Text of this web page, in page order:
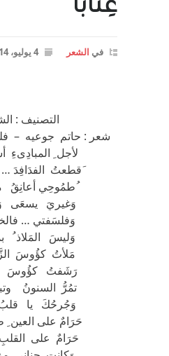
عِتابًا
في الشعر 4 يوليو، 2014
التصنيف :
شعر : حاتم جوعيه –
لأجل ِ المبادِىءِ
َقطعتُ الفدَافِدَ
ُطمُوحِي أعانِقُ
وَغيريَ يسعَى
وَفلسَفتي …
وَليسَ المَلاذ
مَلأتُ كؤُوسَ
رَشَفتُ كؤُوسَ
تمُرُّ السنونُ
وَجُرحُكَ يا
حَرَامٌ على العين
حَرَامٌ على